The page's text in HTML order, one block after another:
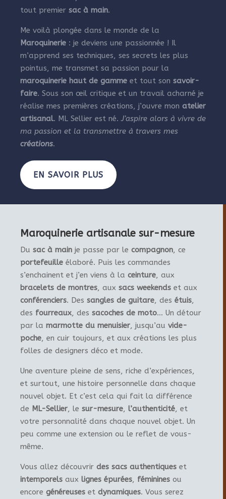
tout premier sac à main.
Me voilà plongée dans le monde de la
Maroquinerie : je deviens une passionnée ! Il
m’apprend ses techniques, ses secrets les plus
pointus, me transmet sa passion pour la
maroquinerie haut de gamme et tout son savoir-
faire. Sous son œil critique et un travail acharné je
réalise mes premières créations, j’ouvre mon atelier
artisanal. ML Sellier est né. J’aspire alors à vivre de
ma passion et la transmettre à travers mes
créations.
EN SAVOIR PLUS
Maroquinerie artisanale sur-mesure
Du sac à main je passe par le compagnon, ce
portefeuille élaboré. Puis les commandes
s’enchainent et j’en viens à la ceinture, aux
bracelets de montres, aux sacs weekends et aux
conférenciers. Des sangles de guitare, des étuis,
des fourreaux, des sacoches de moto… Un détour
par la marmotte du menuisier, jusqu’au vide-
poche, en cuir toujours, et aux créations les plus
folles de designers déco et mode.
Une aventure pleine de sens, riche d’expériences,
et surtout, une histoire personnelle dans chaque
nouvel objet. Et c’est cela qui fait la différence
de ML-Sellier, le sur-mesure, l’authenticité, et
votre personnalité dans chaque nouvel objet. Un
peu comme une extension ou le reflet de vous-
même.
Vous allez découvrir des sacs authentiques et
intemporels aux lignes épurées, féminines ou
encore généreuses et dynamiques. Vous serez